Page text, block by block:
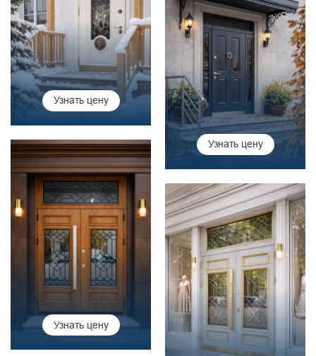
Узнать цену
Узнать цену
Узнать цену